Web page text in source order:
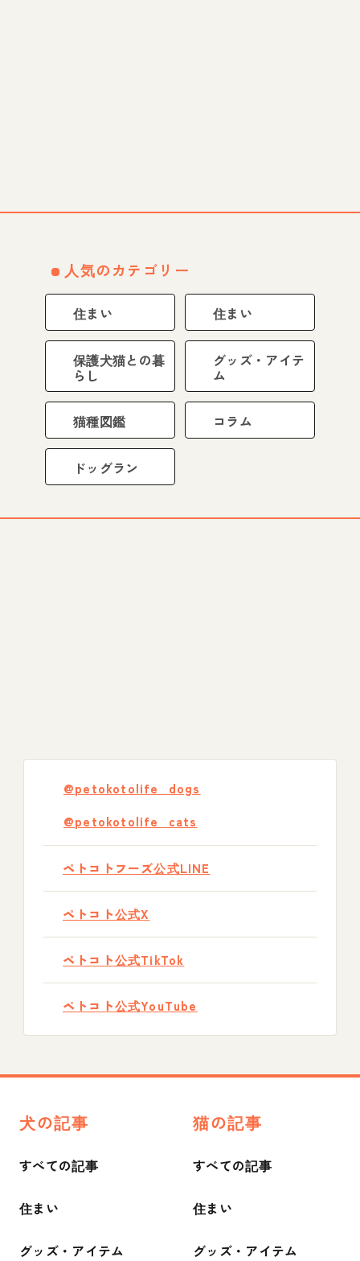
人気のカテゴリー
住まい 住まい
保護犬猫との暮
らし
グッズ・アイテ
ム
猫種図鑑 コラム
ドッグラン
@petokotolife_dogs
@petokotolife_cats
ペトコトフーズ公式LINE
ペトコト公式X
ペトコト公式TikTok
ペトコト公式YouTube
犬の記事
すべての記事
住まい
グッズ・アイテム
猫の記事
すべての記事
住まい
グッズ・アイテム